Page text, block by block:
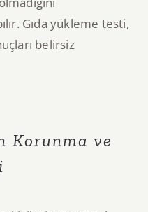
Gıda yükleme testi,
belirsiz
Korunma ve